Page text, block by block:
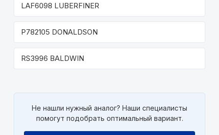
LAF6098 LUBERFINER
P782105 DONALDSON
RS3996 BALDWIN
Не нашли нужный аналог? Наши специалисты
помогут подобрать оптимальный вариант.